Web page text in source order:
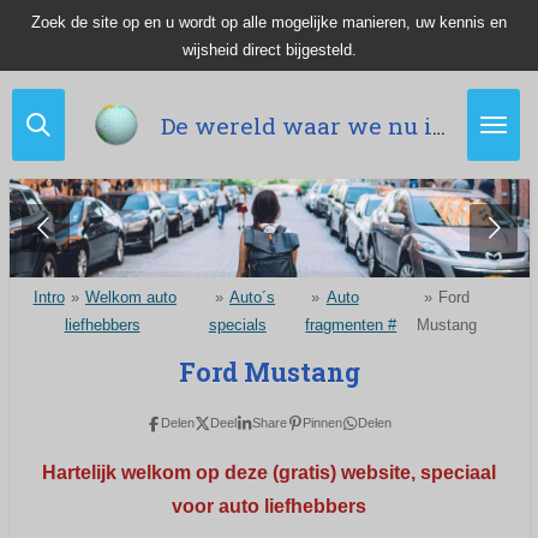
hoofdinhoud
De wereld waar we nu in leven.
Zoek de site op en u wordt op alle mogelijke manieren, uw kennis en
wijsheid direct bijgesteld.
Intro » Welkom auto
liefhebbers
» Auto´s
specials
» Auto
fragmenten #
» Ford
Mustang
Ford Mustang
Delen Deel Share Pinnen Delen
Hartelijk welkom op deze (gratis) website, speciaal
voor auto liefhebbers